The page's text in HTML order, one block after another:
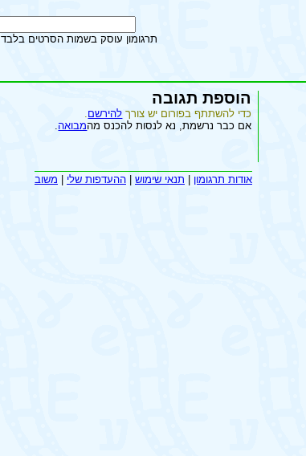
תרגומון עוסק בשמות הסרטים בלבד
הוספת תגובה
כדי להשתתף בפורום יש צורך להירשם.
אם כבר נרשמת, נא לנסות להכנס מהמבואה.
אודות תרגומון תנאי שימוש ההעדפות שלי משוב